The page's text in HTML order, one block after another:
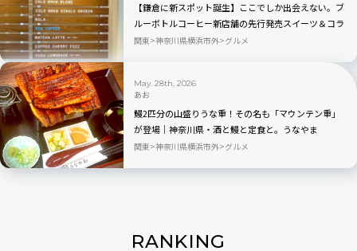
【鎌倉に新スポット誕生】ここでしか出会えない。ブ
ルーボトルコーヒー新店舗の先行発売スイーツ＆コラ
ボバッグが可愛すぎる
関東 神奈川県横浜市外 グルメ
May. 28th, 2026
あお
鰻2匹分の山盛りうな重！その名も「マウンテン重」
が登場｜神奈川県・酒と鰻と定食と。うなやま
関東 神奈川県横浜市外 グルメ
RANKING